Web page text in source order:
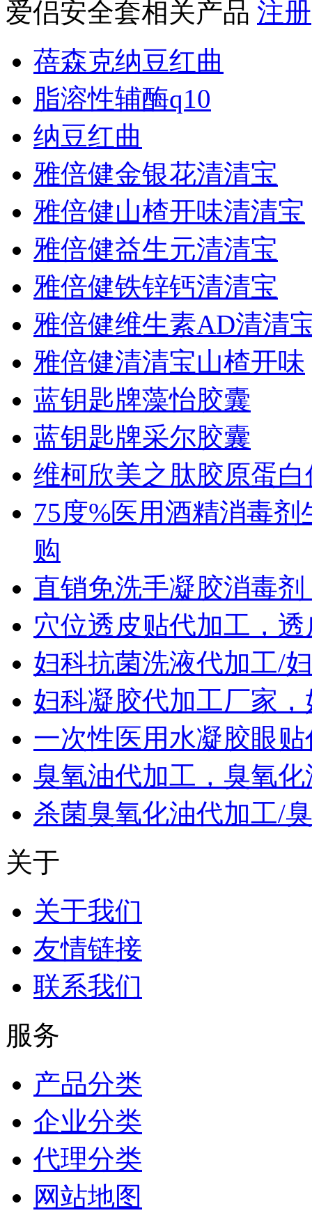
爱侣安全套相关产品 注册
蓓森克纳豆红曲
脂溶性辅酶q10
纳豆红曲
雅倍健金银花清清宝
雅倍健山楂开味清清宝
雅倍健益生元清清宝
雅倍健铁锌钙清清宝
雅倍健维生素AD清清
雅倍健清清宝山楂开味
蓝钥匙牌藻怡胶囊
蓝钥匙牌采尔胶囊
维柯欣美之肽胶原蛋
75度%医用酒精消毒
购
直销免洗手凝胶消毒
穴位透皮贴代加工，
妇科抗菌洗液代加工/
妇科凝胶代加工厂家
一次性医用水凝胶眼
臭氧油代加工，臭氧
杀菌臭氧化油代加工/
关于
关于我们
友情链接
联系我们
服务
产品分类
企业分类
代理分类
网站地图